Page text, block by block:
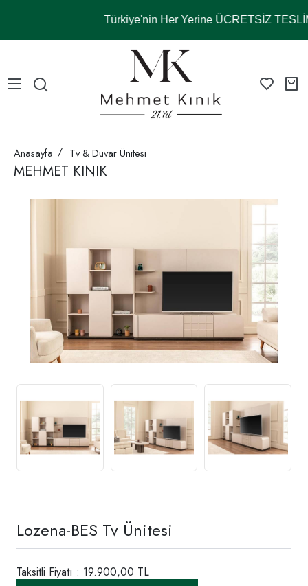
Türkiye'nin Her Yerine ÜCRETSİZ
Anasayfa Tv & Duvar Ünitesi
MEHMET KINIK
Lozena-BES Tv Ünitesi
Taksitli Fiyatı : 19.900,00 TL